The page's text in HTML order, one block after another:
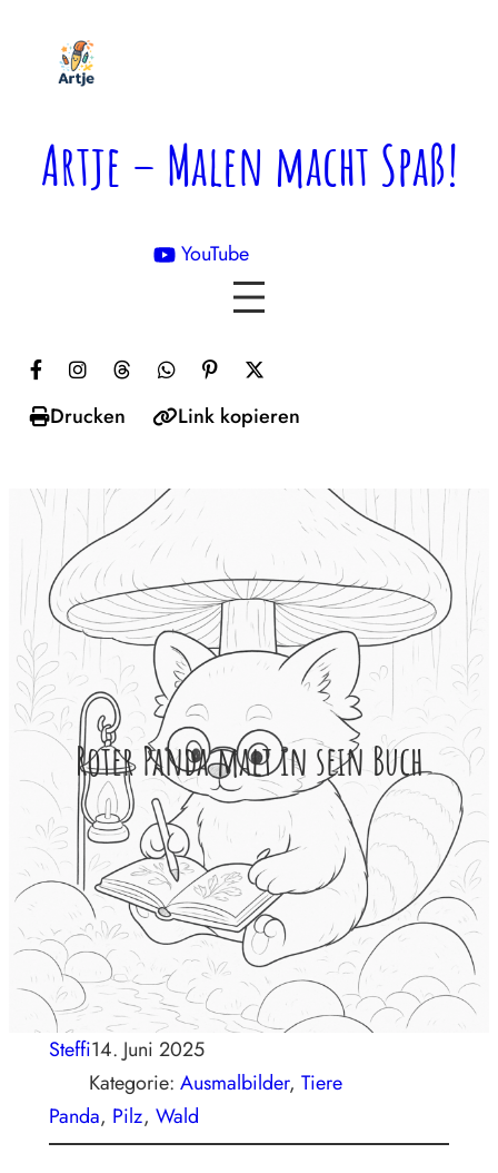
springen
Artje – Malen macht Spaß!
YouTube

Drucken Link kopieren
Roter Panda malt in sein Buch
Steffi14. Juni 2025
Kategorie: Ausmalbilder, Tiere
Panda, Pilz, Wald